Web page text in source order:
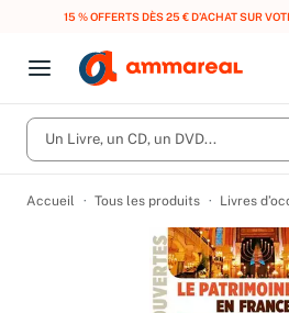
15 % OFFERTS DÈS 25 € D’ACHAT SUR
Open menu
Fermer le menu
CD d'occasion
DVD d'occasion
Vinyles d'occasion
Un Livre, un CD, un DVD...
Accueil Tous les produits Livres